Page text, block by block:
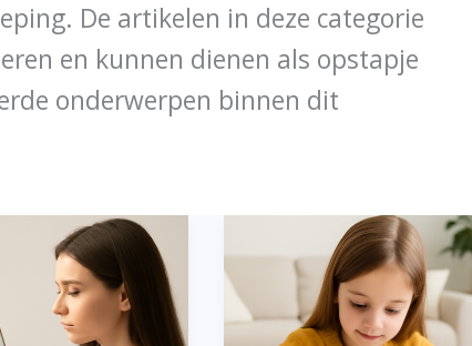
De artikelen in deze categorie
en kunnen dienen als opstapje
onderwerpen binnen dit
tekenen